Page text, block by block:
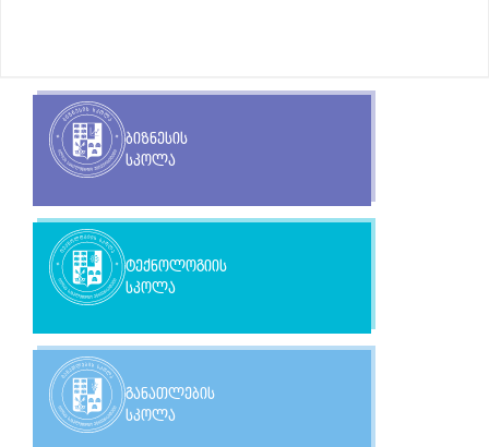
ბიზნესის
სკოლა
ტექნოლოგიის
სკოლა
განათლების
სკოლა